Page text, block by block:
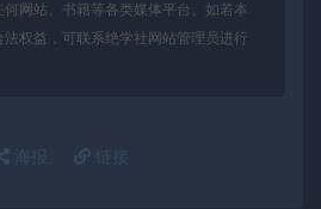
网站、书籍等各类媒体平台。如若本
权益，可联系绝学社网站管理员进行
海报 链接